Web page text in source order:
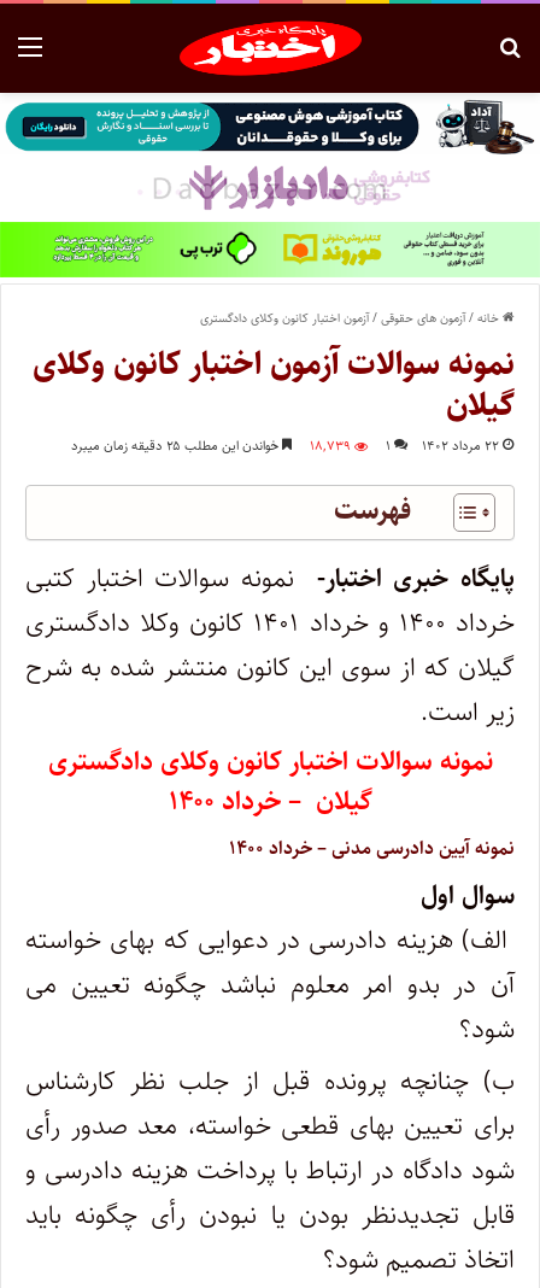
خانه/آزمون های حقوقی/آزمون اختبار کانون وکلای دادگستری
نمونه سوالات آزمون اختبار کانون وکلای
گیلان
۲۲ مرداد ۱۴۰۲ ۱ ۱۸,۷۳۹ خواندن این مطلب ۲۵ دقیقه زمان میبرد
فهرست
پایگاه خبری اختبار- نمونه سوالات اختبار کتبی
خرداد ۱۴۰۰ و خرداد ۱۴۰۱ کانون وکلا دادگستری
گیلان که از سوی این کانون منتشر شده به شرح
زیر است.
نمونه سوالات اختبار کانون وکلای دادگستری
گیلان – خرداد ۱۴۰۰
نمونه آیین دادرسی مدنی – خرداد ۱۴۰۰
سوال اول
الف) هزینه دادرسی در دعوایی که بهای خواسته
آن در بدو امر معلوم نباشد چگونه تعیین می
شود؟
ب) چنانچه پرونده قبل از جلب نظر کارشناس
برای تعیین بهای قطعی خواسته، معد صدور رأی
شود دادگاه در ارتباط با پرداخت هزینه دادرسی و
قابل تجدیدنظر بودن یا نبودن رأی چگونه باید
اتخاذ تصمیم شود؟